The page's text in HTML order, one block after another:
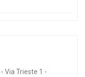
Via Trieste 1 -